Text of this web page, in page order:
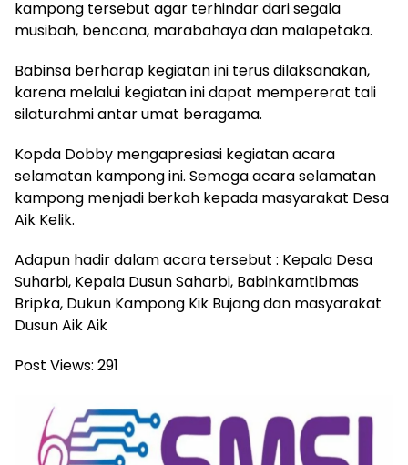
kampong tersebut agar terhindar dari segala
musibah, bencana, marabahaya dan malapetaka.
Babinsa berharap kegiatan ini terus dilaksanakan,
karena melalui kegiatan ini dapat mempererat tali
silaturahmi antar umat beragama.
Kopda Dobby mengapresiasi kegiatan acara
selamatan kampong ini. Semoga acara selamatan
kampong menjadi berkah kepada masyarakat Desa
Aik Kelik.
Adapun hadir dalam acara tersebut : Kepala Desa
Suharbi, Kepala Dusun Saharbi, Babinkamtibmas
Bripka, Dukun Kampong Kik Bujang dan masyarakat
Dusun Aik Aik
Post Views: 291